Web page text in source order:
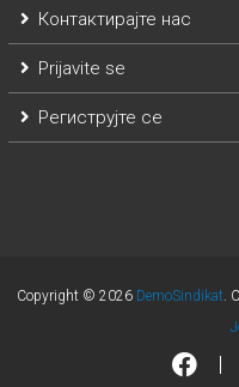
Контактирајте нас
Prijavite se
Региструјте се
Copyright © 2026 DemoSindikat.